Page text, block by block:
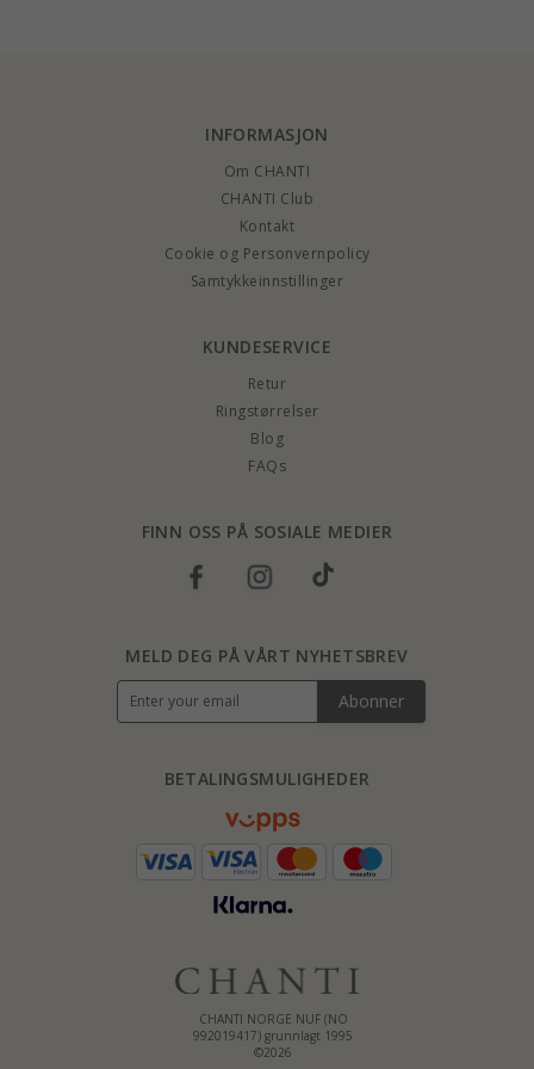
INFORMASJON
Om CHANTI
CHANTI Club
Kontakt
Cookie og Personvernpolicy
Samtykkeinnstillinger
KUNDESERVICE
Retur
Ringstørrelser
Blog
FAQs
FINN OSS PÅ SOSIALE MEDIER
CHANTI NORGE NUF (NO
992019417) grunnlagt 1995
©2026
BETALINGSMULIGHEDER
MELD DEG PÅ VÅRT NYHETSBREV
Abonner